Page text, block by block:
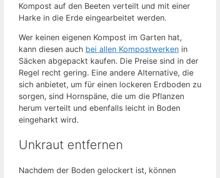
Kompost auf den Beeten verteilt und mit einer
Harke in die Erde eingearbeitet werden.
Wer keinen eigenen Kompost im Garten hat,
kann diesen auch bei allen Kompostwerken in
Säcken abgepackt kaufen. Die Preise sind in der
Regel recht gering. Eine andere Alternative, die
sich anbietet, um für einen lockeren Erdboden zu
sorgen, sind Hornspäne, die um die Pflanzen
herum verteilt und ebenfalls leicht in Boden
eingeharkt wird.
Unkraut entfernen
Nachdem der Boden gelockert ist, können